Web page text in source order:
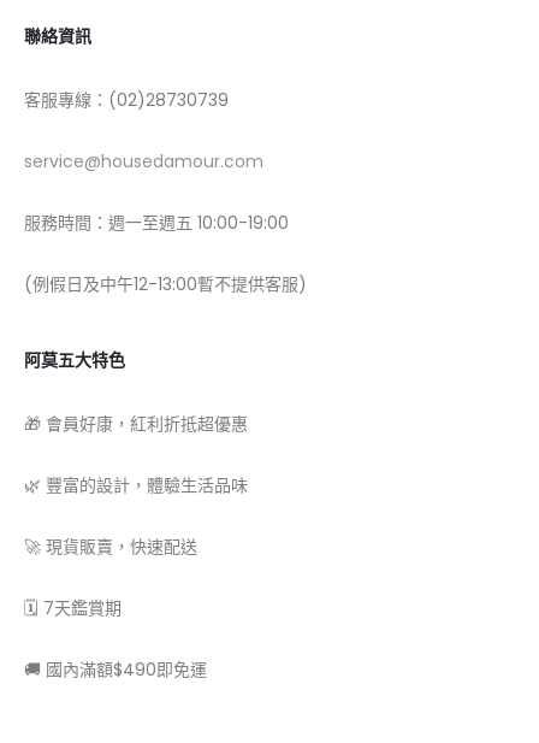
聯絡資訊
客服專線：(02)28730739
service@housedamour.com
服務時間：週一至週五 10:00-19:00
(例假日及中午12-13:00暫不提供客服)
阿莫五大特色
🎁 會員好康，紅利折抵超優惠
🌿 豐富的設計，體驗生活品味
🚀 現貨販賣，快速配送
🗓 7天鑑賞期
🚚 國內滿額$490即免運